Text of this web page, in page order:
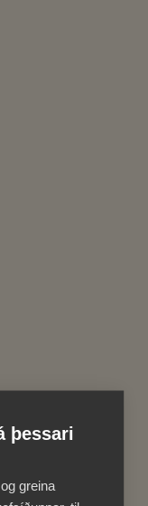
þessari
greina